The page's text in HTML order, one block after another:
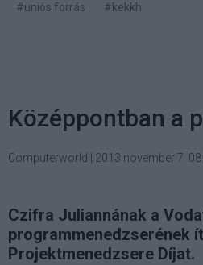
#uniós forrás
#kekkh
Középpontban a
Computerworld 2013 november 7.
Czifra Juliannának a
programmenedzserének
Projektmenedzsere Díjat.